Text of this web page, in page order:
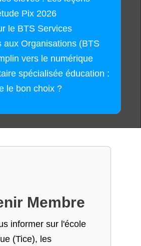
Pix 2026
le BTS Services
aux Organisations (BTS
vers le numérique
spécialisée éducation :
le bon choix ?
Membre
informer sur l'école
(Tice), les